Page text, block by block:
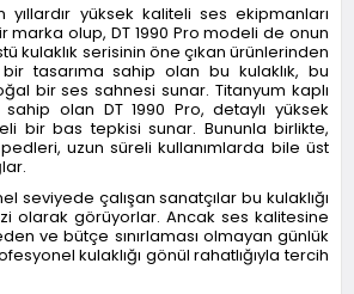
yıllardır yüksek kaliteli ses ekipmanları
marka olup, DT 1990 Pro modeli de onun
kulaklık serisinin öne çıkan ürünlerinden
tasarıma sahip olan bu kulaklık, bu
bir ses sahnesi sunar. Titanyum kaplı
olan DT 1990 Pro, detaylı yüksek
bir bas tepkisi sunar. Bununla birlikte,
uzun süreli kullanımlarda bile üst
seviyede çalışan sanatçılar bu kulaklığı
olarak görüyorlar. Ancak ses kalitesine
ve bütçe sınırlaması olmayan günlük
kulaklığı gönül rahatlığıyla tercih